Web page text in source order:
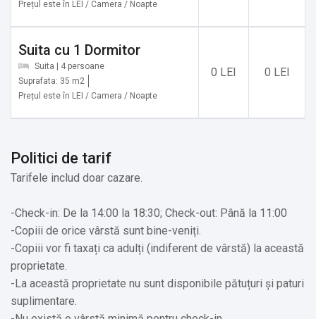
Alte servicii oferite contra cost:
✔️ Transfer de la și/sau la aeroport
✔️ Săli de conferinţă şi petreceri
✔️ Restaurant (Doar pentru grupui organizate)
Prețul este în LEI / Camera / Noapte
Suita cu 1 Dormitor
Suita | 4 persoane
Suprafata: 35 m2
Prețul este în LEI / Camera / Noapte
0 LEI 0 LEI
Politici de tarif
Tarifele includ doar cazare.
-Check-in: De la 14:00 la 18:30; Check-out: Până la 11:00
-Copiii de orice vârstă sunt bine-veniți.
-Copiii vor fi taxați ca adulți (indiferent de vârstă) la această
proprietate.
-La această proprietate nu sunt disponibile pătuțuri și paturi
suplimentare.